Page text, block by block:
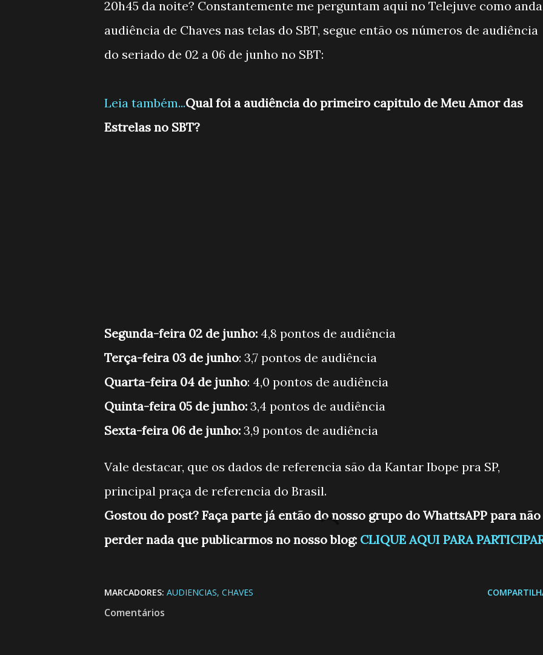
20h45 da noite? Constantemente me perguntam aqui no Telejuve como
audiência de Chaves nas telas do SBT, segue então os números de audiência
do seriado de 02 a 06 de junho no SBT:
Leia também...Qual foi a audiência do primeiro capitulo de Meu Amor das
Estrelas no SBT?
Segunda-feira 02 de junho: 4,8 pontos de audiência
Terça-feira 03 de junho: 3,7 pontos de audiência
Quarta-feira 04 de junho: 4,0 pontos de audiência
Quinta-feira 05 de junho: 3,4 pontos de audiência
Sexta-feira 06 de junho: 3,9 pontos de audiência
Vale destacar, que os dados de referencia são da Kantar Ibope pra SP,
principal praça de referencia do Brasil.
Gostou do post? Faça parte já então do nosso grupo do WhattsAPP para não
perder nada que publicarmos no nosso blog: CLIQUE AQUI PARA
MARCADORES: AUDIENCIAS CHAVES
Comentários